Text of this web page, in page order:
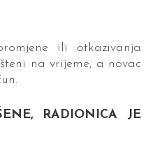
ili otkazivanja
na vrijeme, a novac
RADIONICA JE